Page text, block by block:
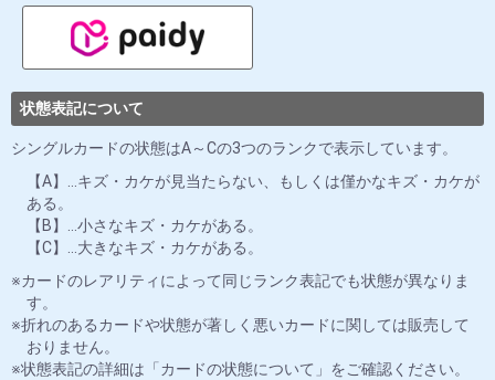
状態表記について
シングルカードの状態はA～Cの3つのランクで表示しています。
【A】…キズ・カケが見当たらない、もしくは僅かなキズ・カケが
ある。
【B】…小さなキズ・カケがある。
【C】…大きなキズ・カケがある。
カードのレアリティによって同じランク表記でも状態が異なりま
す。
折れのあるカードや状態が著しく悪いカードに関しては販売して
おりません。
状態表記の詳細は「カードの状態について」をご確認ください。